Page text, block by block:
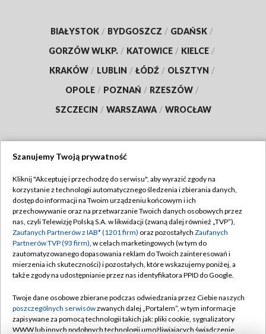
BIAŁYSTOK / BYDGOSZCZ / GDAŃSK /
GORZÓW WLKP. / KATOWICE / KIELCE /
KRAKÓW / LUBLIN / ŁÓDŹ / OLSZTYN /
OPOLE / POZNAŃ / RZESZÓW /
SZCZECIN / WARSZAWA / WROCŁAW
TVP
Abonament TVP
Emisja w TVP
Centrum informacji TVP
Naziemna Telewizja Cyfrowa
Rada Programowa
System NOS
Regulamin TVP
Polityka prywatności
Moje zgody
Pomoc
Kontakt
Szanujemy Twoją prywatność
Kliknij "Akceptuję i przechodzę do serwisu", aby wyrazić zgody na
korzystanie z technologii automatycznego śledzenia i zbierania danych,
dostęp do informacji na Twoim urządzeniu końcowym i ich
przechowywanie oraz na przetwarzanie Twoich danych osobowych przez
nas, czyli Telewizję Polską S.A. w likwidacji (zwaną dalej również „TVP”),
Zaufanych Partnerów z IAB* (1201 firm) oraz pozostałych Zaufanych
Partnerów TVP (93 firm), w celach marketingowych (w tym do
zautomatyzowanego dopasowania reklam do Twoich zainteresowań i
mierzenia ich skuteczności) i pozostałych, które wskazujemy poniżej, a
także zgody na udostępnianie przez nas identyfikatora PPID do Google.
Twoje dane osobowe zbierane podczas odwiedzania przez Ciebie naszych
poszczególnych serwisówzwanych dalej „Portalem”, w tym informacje
zapisywane za pomocą technologii takich jak: pliki cookie, sygnalizatory
WWW lub innych podobnych technologii umożliwiających świadczenie